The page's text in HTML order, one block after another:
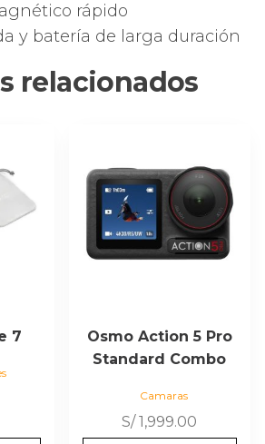
rápido
y batería de larga duración
relacionados
7
Osmo Action 5 Pro
Standard Combo
Camaras
S/1,999.00